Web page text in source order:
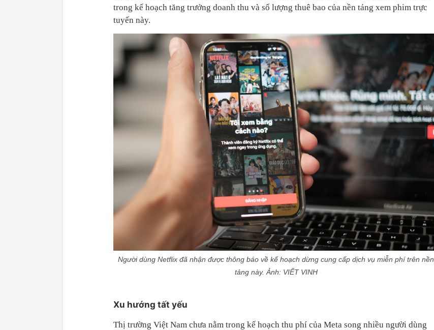
trong kế hoạch tăng trưởng doanh thu và số lượng thuê bao của nền tảng xem phim trực
tuyến này.
Người dùng Netflix đã nhận được thông báo về kế hoạch dừng cung cấp dịch vụ miễn phí trên nền
tảng này. Ảnh: VIẾT VINH
Xu hướng tất yếu
Thị trường Việt Nam chưa nằm trong kế hoạch thu phí của Meta song nhiều người dùng